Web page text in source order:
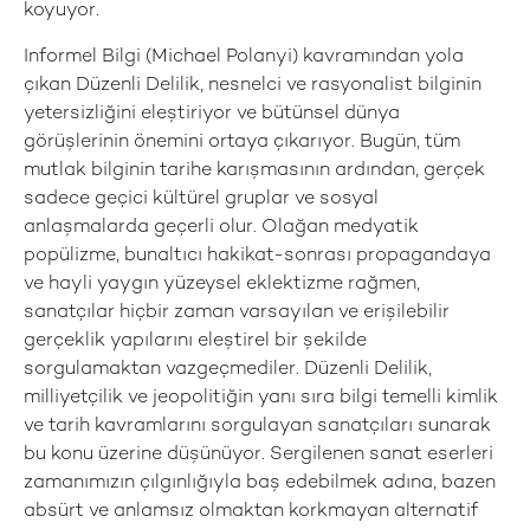
koyuyor.
Informel Bilgi (Michael Polanyi) kavramından yola
çıkan Düzenli Delilik, nesnelci ve rasyonalist bilginin
yetersizliğini eleştiriyor ve bütünsel dünya
görüşlerinin önemini ortaya çıkarıyor. Bugün, tüm
mutlak bilginin tarihe karışmasının ardından, gerçek
sadece geçici kültürel gruplar ve sosyal
anlaşmalarda geçerli olur. Olağan medyatik
popülizme, bunaltıcı hakikat-sonrası propagandaya
ve hayli yaygın yüzeysel eklektizme rağmen,
sanatçılar hiçbir zaman varsayılan ve erişilebilir
gerçeklik yapılarını eleştirel bir şekilde
sorgulamaktan vazgeçmediler. Düzenli Delilik,
milliyetçilik ve jeopolitiğin yanı sıra bilgi temelli kimlik
ve tarih kavramlarını sorgulayan sanatçıları sunarak
bu konu üzerine düşünüyor. Sergilenen sanat eserleri
zamanımızın çılgınlığıyla baş edebilmek adına, bazen
absürt ve anlamsız olmaktan korkmayan alternatif